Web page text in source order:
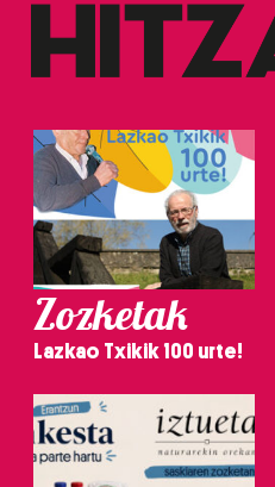
Zozketak
Lazkao Txikik 100 urte!